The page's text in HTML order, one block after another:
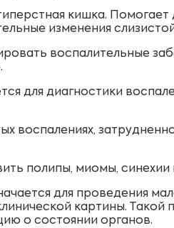
кишка. Помогает
изменения
воспалительные
для диагностики
воспалениях,
полипы, миомы, синехии
для проведения
картины. Такой
о состоянии органов.